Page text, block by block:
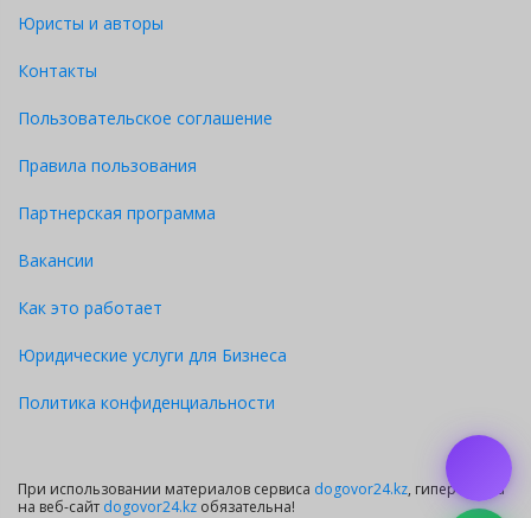
Юристы и авторы
Контакты
Пользовательское соглашение
Правила пользования
Партнерская программа
Вакансии
Как это работает
Юридические услуги для Бизнеса
Политика конфиденциальности
При использовании материалов сервиса dogovor24.kz, гиперссылка
на веб-сайт dogovor24.kz обязательна!